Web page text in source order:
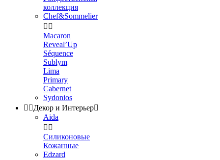
коллекция
Chef&Sommelier
 
Macaron
Reveal’Up
Séquence
Sublym
Lima
Primary
Cabernet
Sydonios
 Декор и Интерьер
Aida
 
Силиконовые
Кожанные
Edzard